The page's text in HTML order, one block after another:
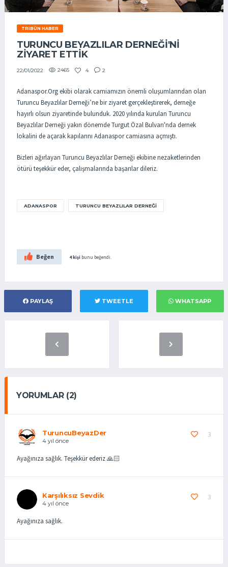
TRIBÜN HABER
TURUNCU BEYAZLILAR DERNEĞİ'Nİ
ZİYARET ETTİK
22/01/2022 2465 4 2
Adanaspor.Org ekibi olarak camiamızın önemli oluşumlarından olan
Turuncu Beyazlılar Derneği’ne bir ziyaret gerçekleştirerek, derneğe
hayırlı olsun ziyaretinde bulunduk. 2020 yılında kurulan Turuncu
Beyazlılar Derneği yakın dönemde Turgut Özal Bulvarı'nda dernek
lokalini de açarak kapılarını Adanaspor camiasına açmıştı.
Bizleri ağırlayan Turuncu Beyazlılar Derneği ekibine nezaketlerinden
ötürü teşekkür eder, çalışmalarında başarılar dileriz.
ADANASPOR TURUNCU BEYAZLILAR DERNEĞI
Beğen 4 kişi bunu beğendi.
PAYLAŞ TWEETLE WHATSAPP
YORUMLAR (2)
TuruncuBeyazDer
4 yıl önce
3
Ayağınıza sağlık. Teşekkür ederiz 🙏🏻
Karşılıksız Sevdik
4 yıl önce
3
Ayağınıza sağlık.